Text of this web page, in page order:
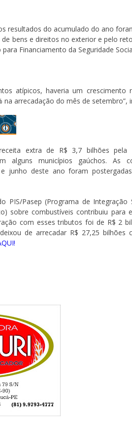
resultados do acumulado do ano
bens e direitos no exterior e pelo
Financiamento da Seguridade
atípicos, haveria um crescimento
na arrecadação do mês de setembro”,
extra de R$ 3,7 bilhões
alguns municípios gaúchos. As
junho deste ano foram
PIS/Pasep (Programa de
sobre combustíveis contribuiu para
com esses tributos foi de R$ 2
de arrecadar R$ 27,25 bilhões